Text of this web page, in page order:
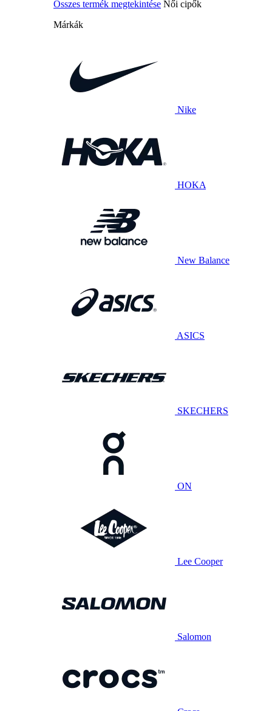
Összes termék megtekintése Női cipők
Márkák
Nike
HOKA
New Balance
ASICS
SKECHERS
ON
Lee Cooper
Salomon